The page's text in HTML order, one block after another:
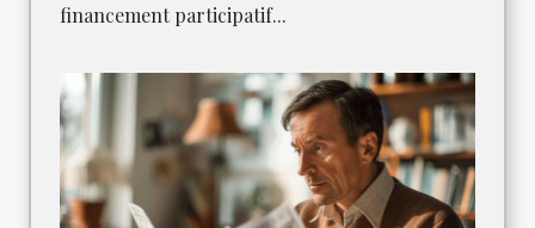
financement participatif...